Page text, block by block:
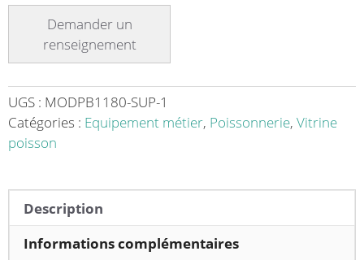
basculant
gain
de
plateau
repliable
UGS : MODPB1180-SUP-1
Catégories : Equipement métier, Poissonnerie, Vitrine
poisson
Description
Informations complémentaires